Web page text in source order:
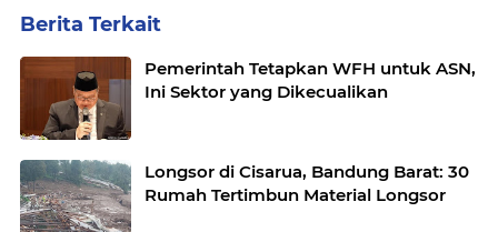
Berita Terkait
Pemerintah Tetapkan WFH untuk ASN,
Ini Sektor yang Dikecualikan
Longsor di Cisarua, Bandung Barat: 30
Rumah Tertimbun Material Longsor